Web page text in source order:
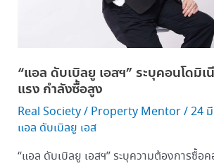
“แอล ดับเบิลยู เอสฯ” ระบุคอนโดมิเ
แรง กำลังซื้อสูง
Real Society/ Property Mentor/24
แอล ดับเบิลยู เอส
“แอล ดับเบิลยู เอสฯ” ระบุความต้องการซื้อ
สูง